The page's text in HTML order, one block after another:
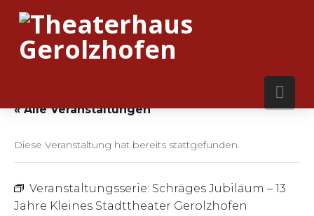
« Alle Veranstaltungen
Diese Veranstaltung hat bereits stattgefunden.
Veranstaltungsserie: Schräges Jubiläum – 13
Jahre Kleines Stadttheater Gerolzhofen